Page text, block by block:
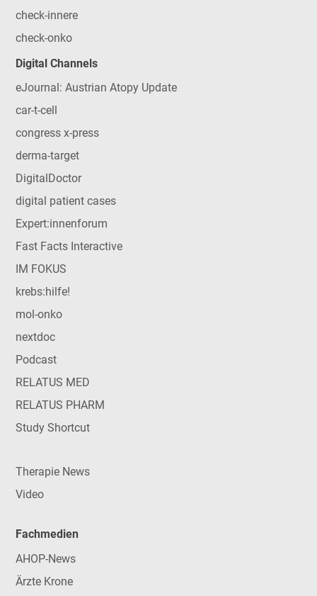
check-innere
check-onko
Digital Channels
eJournal: Austrian Atopy Update
car-t-cell
congress x-press
derma-target
DigitalDoctor
digital patient cases
Expert:innenforum
Fast Facts Interactive
IM FOKUS
krebs:hilfe!
mol-onko
nextdoc
Podcast
RELATUS MED
RELATUS PHARM
Study Shortcut
Therapie News
Video
Fachmedien
AHOP-News
Ärzte Krone